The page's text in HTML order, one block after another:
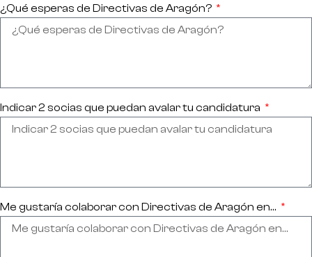
¿Qué esperas de Directivas de Aragón?
Indicar 2 socias que puedan avalar tu candidatura
Me gustaría colaborar con Directivas de Aragón en…